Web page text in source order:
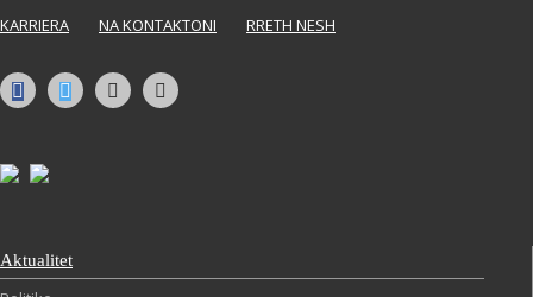
KARRIERA NA KONTAKTONI RRETH NESH
Aktualitet